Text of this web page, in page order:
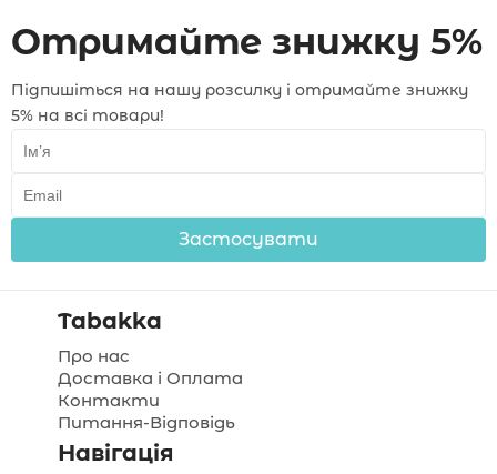
Отримайте знижку 5%
Підпишіться на нашу розсилку і отримайте знижку
5% на всі товари!
Застосувати
Tabakka
Про нас
Доставка і Оплата
Контакти
Питання-Відповідь
Навігація